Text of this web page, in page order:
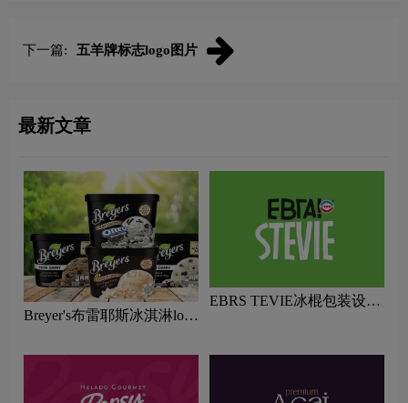
下一篇: 五羊牌标志logo图片
最新文章
Breyer's布雷耶斯冰淇淋logo
EBRS TEVIE冰棍包装设计